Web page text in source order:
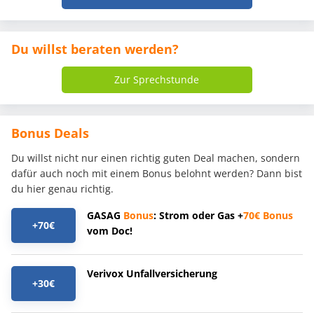
Du willst beraten werden?
Zur Sprechstunde
Bonus Deals
Du willst nicht nur einen richtig guten Deal machen, sondern
dafür auch noch mit einem Bonus belohnt werden? Dann bist
du hier genau richtig.
+70€
GASAG Bonus: Strom oder Gas +70€ Bonus
vom Doc!
+30€
Verivox Unfallversicherung